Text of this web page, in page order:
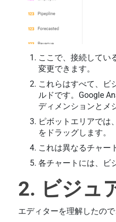
ここで、接続してい
変更できます。
これらはすべて、ビ
ルドです。Google
ディメンションとメ
ピボットエリアでは
をドラッグします。
これは異なるチャー
各チャートには、ビ
2. ビジュ
エディターを理解したの